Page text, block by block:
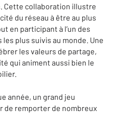
Cette collaboration illustre
du réseau à être au plus
en participant à l’un des
plus suivis au monde. Une
les valeurs de partage,
qui animent aussi bien le
année, un grand jeu
de remporter de nombreux